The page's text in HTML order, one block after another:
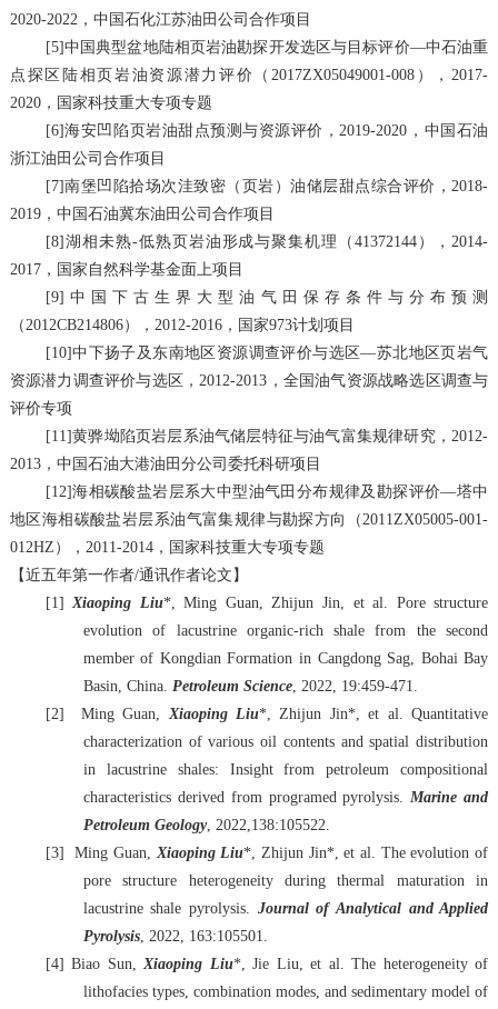
2020-2022，中国石化江苏油田公司合作项目
[5]中国典型盆地陆相页岩油勘探开发选区与目标评价—中石油重
点探区陆相页岩油资源潜力评价（2017ZX05049001-008 ），2017-
2020，国家科技重大专项专题
[6]海安凹陷页岩油甜点预测与资源评价，2019-2020 ，中国石油
浙江油田公司合作项目
[7]南堡凹陷拾场次洼致密（页岩）油储层甜点综合评价，2018-
2019，中国石油冀东油田公司合作项目
[8] 湖相未熟-低熟页岩油形成与聚集机理（41372144 ），2014-
2017，国家自然科学基金面上项目
[9] 中国下古生界大型油气田保存条件与分布预测
（2012CB214806）， 2012-2016，国家973计划项目
[10]中下扬子及东南地区资源调查评价与选区—苏北地区页岩气
资源潜力调查评价与选区，2012-2013 ，全国油气资源战略选区调查与
评价专项
[11]黄骅坳陷页岩层系油气储层特征与油气富集规律研究，2012-
2013，中国石油大港油田分公司委托科研项目
[12]海相碳酸盐岩层系大中型油气田分布规律及勘探评价—塔中
地区海相碳酸盐岩层系油气富集规律与勘探方向（2011ZX05005-001-
012HZ ）， 2011-2014，国家科技重大专项专题
【近五年第一作者/通讯作者论文】
[1]Xiaoping Liu*, Ming Guan, Zhijun Jin, et al. Pore structure
evolution of lacustrine organic-rich shale from the second
member of Kongdian Formation in Cangdong Sag, Bohai Bay
Basin, China. Petroleum Science, 2022, 19:459-471.
[2] Ming Guan, Xiaoping Liu*, Zhijun Jin*, et al. Quantitative
characterization of various oil contents and spatial distribution
in lacustrine shales: Insight from petroleum compositional
characteristics derived from programed pyrolysis.Marine and
Petroleum Geology, 2022,138:105522.
[3] Ming Guan, Xiaoping Liu*, Zhijun Jin*, et al. The evolution of
pore structure heterogeneity during thermal maturation in
lacustrine shale pyrolysis. Journal of Analytical and Applied
Pyrolysis, 2022, 163:105501.
[4] Biao Sun,Xiaoping Liu*, Jie Liu, et al. The heterogeneity of
lithofacies types, combination modes, and sedimentary model of